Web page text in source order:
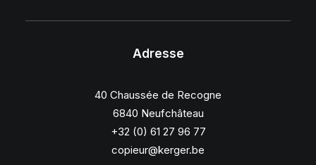
Adresse
40 Chaussée de Recogne
6840 Neufchâteau
+32 (0) 61 27 96 77
copieur@kerger.be